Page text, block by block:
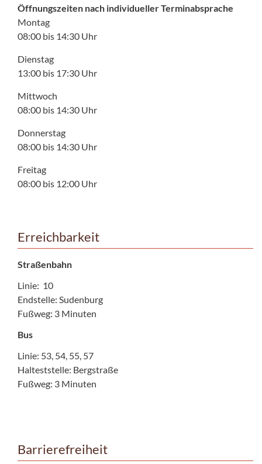
Öffnungszeiten nach individueller Terminabsprache
Montag
08:00 bis 14:30 Uhr
Dienstag
13:00 bis 17:30 Uhr
Mittwoch
08:00 bis 14:30 Uhr
Donnerstag
08:00 bis 14:30 Uhr
Freitag
08:00 bis 12:00 Uhr
Erreichbarkeit
Straßenbahn
Linie: 10
Endstelle: Sudenburg
Fußweg: 3 Minuten
Bus
Linie: 53, 54, 55, 57
Halteststelle: Bergstraße
Fußweg: 3 Minuten
Barrierefreiheit